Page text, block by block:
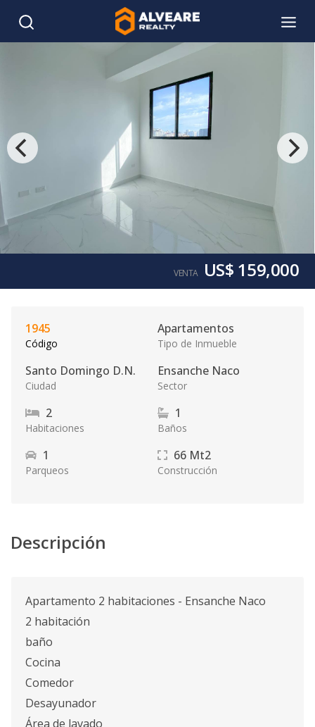
VENTA US$ 159,000
1945
Código
Apartamentos
Tipo de Inmueble
Santo Domingo D.N.
Ciudad
Ensanche Naco
Sector
2
Habitaciones
1
Baños
1
Parqueos
66 Mt2
Construcción
Descripción
Apartamento 2 habitaciones - Ensanche Naco
2 habitación
baño
Cocina
Comedor
Desayunador
Área de lavado